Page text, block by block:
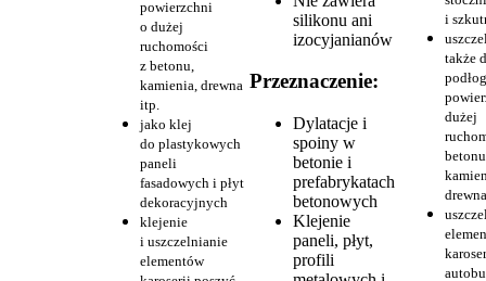
powierzchni
o dużej
ruchomości
z betonu,
kamienia, drewna
itp.
jako klej
do plastykowych
paneli
fasadowych i płyt
dekoracyjnych
klejenie
i uszczelnianie
elementów
silikonu ani
izocyjanianów
Przeznaczenie:
Dylatacje i
spoiny w
betonie i
prefabrykatach
betonowych
Klejenie
paneli, płyt,
profili
i
także
dużej